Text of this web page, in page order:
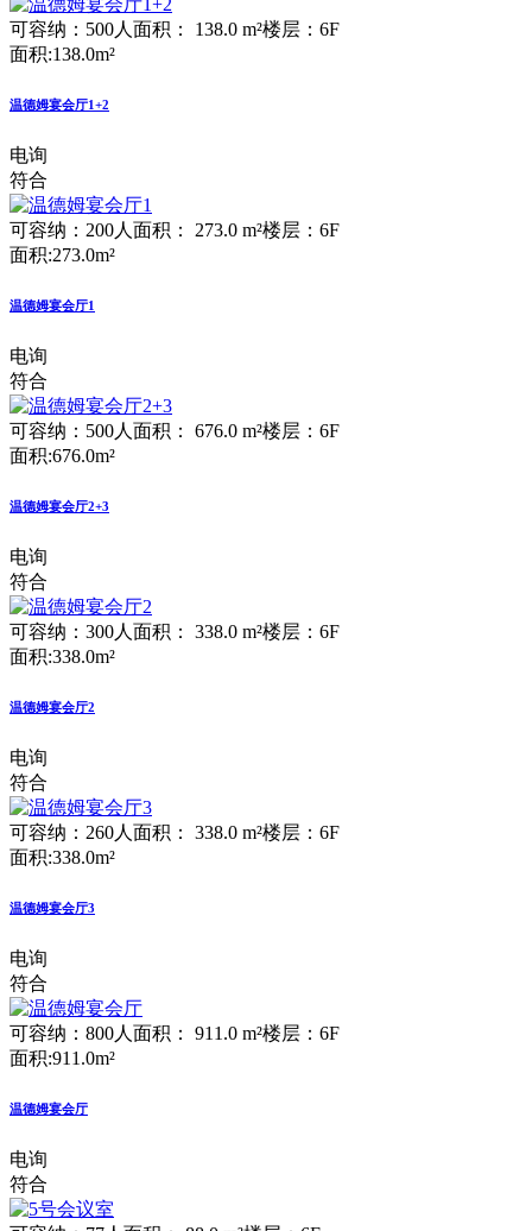
可容纳：500人 面积： 138.0 m²楼层：6F
面积:138.0m²
温德姆宴会厅1+2
电询
符合
可容纳：200人 面积： 273.0 m²楼层：6F
面积:273.0m²
温德姆宴会厅1
电询
符合
可容纳：500人 面积： 676.0 m²楼层：6F
面积:676.0m²
温德姆宴会厅2+3
电询
符合
可容纳：300人 面积： 338.0 m²楼层：6F
面积:338.0m²
温德姆宴会厅2
电询
符合
可容纳：260人 面积： 338.0 m²楼层：6F
面积:338.0m²
温德姆宴会厅3
电询
符合
可容纳：800人 面积： 911.0 m²楼层：6F
面积:911.0m²
温德姆宴会厅
电询
符合